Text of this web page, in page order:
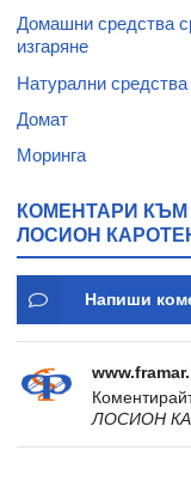
Домашни средства
изгаряне
Натурални
Домат
Моринга
КОМЕНТАРИ
ЛОСИОН
Напиши
ЛОСИОН